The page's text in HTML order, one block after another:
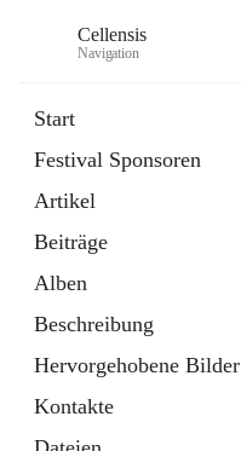
Cellensis
Navigation
Start
Festival Sponsoren
Artikel
Beiträge
Alben
Beschreibung
Hervorgehobene Bilder
Kontakte
Festival Sponsoren